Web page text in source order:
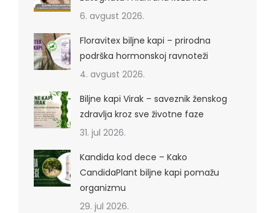
6. avgust 2026.
Floravitex biljne kapi – prirodna
podrška hormonskoj ravnoteži
4. avgust 2026.
Biljne kapi Virak – saveznik ženskog
zdravlja kroz sve životne faze
31. jul 2026.
Kandida kod dece – Kako
CandidaPlant biljne kapi pomažu
organizmu
29. jul 2026.